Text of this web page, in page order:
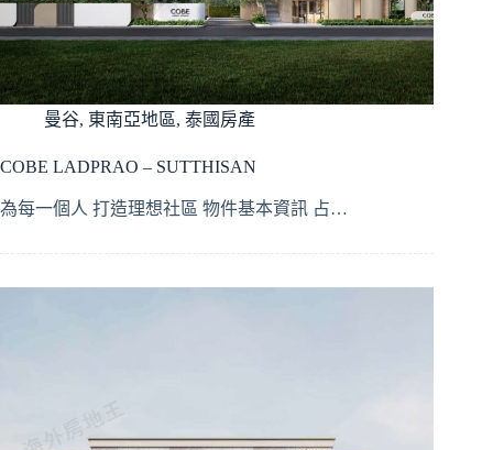
曼谷, 東南亞地區, 泰國房產
COBE LADPRAO – SUTTHISAN
為每一個人 打造理想社區 物件基本資訊 占…